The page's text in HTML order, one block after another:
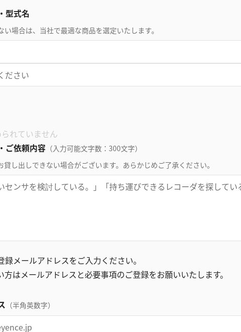
型式名
い場合は、当社で最適な商品を選定いたします。
れていません
ご依頼内容 （入力可能文字数：300文字）
貸し出しできない場合がございます。あらかじめご了承ください。
メールアドレスをご入力ください。
はメールアドレスと必要事項のご登録をお願いいたします。
（半角英数字）